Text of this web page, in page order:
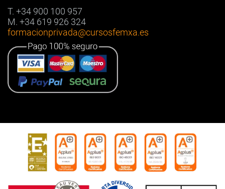
T. +34 900 100 957
M. +34 619 926 324
formacionprivada@cursosfemxa.es